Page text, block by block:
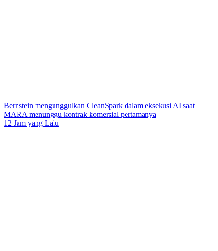
Bernstein mengunggulkan CleanSpark dalam eksekusi AI saat
MARA menunggu kontrak komersial pertamanya
12 Jam yang Lalu